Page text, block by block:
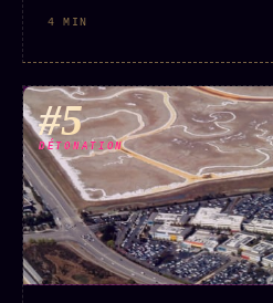
4 MIN
#5
DÉTONATION